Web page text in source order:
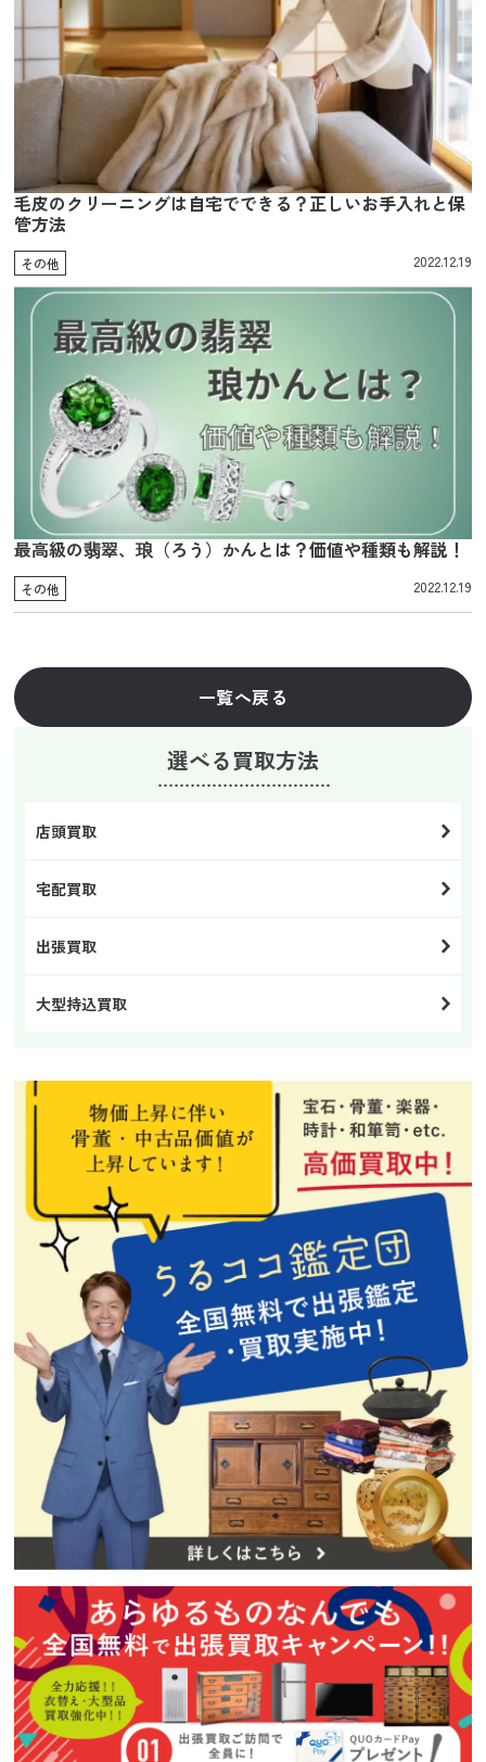
毛皮のクリーニングは自宅でできる？正しいお手入れと保
管方法
その他 2022.12.19
最高級の翡翠、琅（ろう）かんとは？価値や種類も解説！
その他 2022.12.19
一覧へ戻る
選べる買取方法
店頭買取
宅配買取
出張買取
大型持込買取